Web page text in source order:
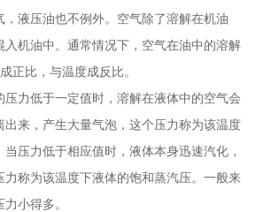
液压油也不例外。空气除了溶解在机油
入机油中。通常情况下，空气在油中的溶解
正比，与温度成反比。
力低于一定值时，溶解在液体中的空气会
出来，产生大量气泡，这个压力称为该温度
压力低于相应值时，液体本身迅速汽化，
力称为该温度下液体的饱和蒸汽压。一般来
小得多。